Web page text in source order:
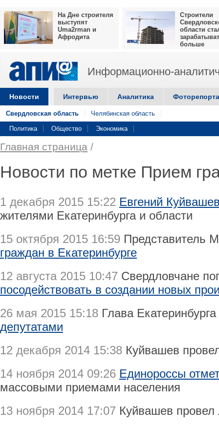
На Дне строителя
выступят
Uma2rman и
Афродита
Строители
области
больше
Информационно-
Новости Интервью Аналитика
Свердловская область Челябинская область
Политика Общество Экономика
Главная страница /
Новости по метке Прием
1 декабря 2015 15:22 Евгений
жителями Екатеринбурга и области
15 октября 2015 16:59 Представитель
граждан в Екатеринбурге
12 августа 2015 10:47 Свердловчане
посодействовать в создании новых
26 мая 2015 15:18 Глава Екатеринбурга
депутатами
12 декабря 2014 15:38 Куйвашев
14 ноября 2014 09:26 Единороссы
массовыми приемами населения
13 ноября 2014 17:07 Куйвашев